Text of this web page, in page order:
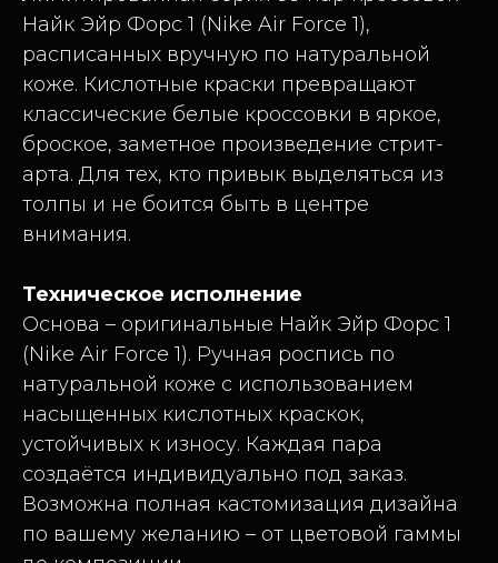
Найк Эйр Форс 1 (Nike Air Force 1),
расписанных вручную по натуральной
коже. Кислотные краски превращают
классические белые кроссовки в яркое,
броское, заметное произведение стрит-
арта. Для тех, кто привык выделяться из
толпы и не боится быть в центре
внимания.
Техническое исполнение
Основа – оригинальные Найк Эйр Форс 1
(Nike Air Force 1). Ручная роспись по
натуральной коже с использованием
насыщенных кислотных краскок,
устойчивых к износу. Каждая пара
создаётся индивидуально под заказ.
Возможна полная кастомизация дизайна
по вашему желанию – от цветовой гаммы